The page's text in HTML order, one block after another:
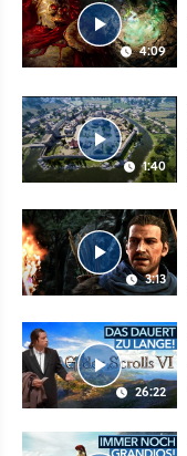
4:09
1:40
3:13
26:22